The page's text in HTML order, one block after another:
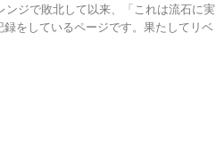
ジで敗北して以来、「これは流石に実
をしているページです。果たしてリベ